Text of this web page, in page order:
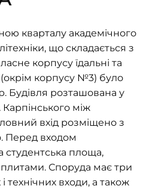
кварталу академічного
що складається з
корпусу їдальні та
(окрім корпусу №3) було
Будівля розташована у
Карпінського між
вхід розміщено з
Перед входом
студентська площа,
Споруда має три
технічних входи, а також